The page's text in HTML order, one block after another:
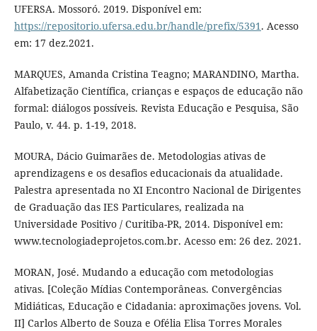
UFERSA. Mossoró. 2019. Disponível em:
https://repositorio.ufersa.edu.br/handle/prefix/5391. Acesso
em: 17 dez.2021.
MARQUES, Amanda Cristina Teagno; MARANDINO, Martha.
Alfabetização Científica, crianças e espaços de educação não
formal: diálogos possíveis. Revista Educação e Pesquisa, São
Paulo, v. 44. p. 1-19, 2018.
MOURA, Dácio Guimarães de. Metodologias ativas de
aprendizagens e os desafios educacionais da atualidade.
Palestra apresentada no XI Encontro Nacional de Dirigentes
de Graduação das IES Particulares, realizada na
Universidade Positivo / Curitiba-PR, 2014. Disponível em:
www.tecnologiadeprojetos.com.br. Acesso em: 26 dez. 2021.
MORAN, José. Mudando a educação com metodologias
ativas. [Coleção Mídias Contemporâneas. Convergências
Midiáticas, Educação e Cidadania: aproximações jovens. Vol.
II] Carlos Alberto de Souza e Ofélia Elisa Torres Morales